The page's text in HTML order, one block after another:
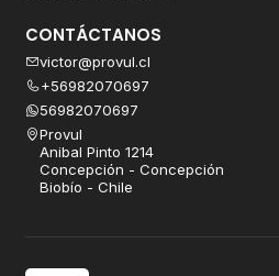
CONTÁCTANOS
victor@provul.cl
+56982070697
56982070697
Provul
Anibal Pinto 1214
Concepción - Concepción
Biobío - Chile